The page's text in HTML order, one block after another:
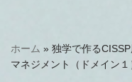
ッ
ホーム » 独学で作る
マネジメント（ドメイン